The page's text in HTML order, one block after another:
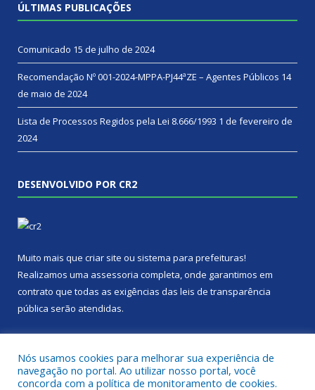
ÚLTIMAS PUBLICAÇÕES
Comunicado 15 de julho de 2024
Recomendação Nº 001-2024-MPPA-PJ44ªZE – Agentes Públicos 14
de maio de 2024
Lista de Processos Regidos pela Lei 8.666/1993 1 de fevereiro de
2024
DESENVOLVIDO POR CR2
Muito mais que criar site ou sistema para prefeituras!
Realizamos uma assessoria completa, onde garantimos em
contrato que todas as exigências das leis de transparência
pública serão atendidas.
Nós usamos cookies para melhorar sua experiência de
navegação no portal. Ao utilizar nosso portal, você
concorda com a política de monitoramento de cookies.